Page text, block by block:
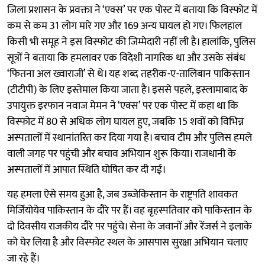
जिला प्रशासन के प्रवक्ता ने ‘एक्स’ पर एक पोस्ट में बताया कि विस्फोट में
कम से कम 31 लोग मारे गए और 169 अन्य घायल हो गए। फिलहाल
किसी भी समूह ने इस विस्फोट की जिम्मेदारी नहीं ली है। हालांकि, पुलिस
सूत्रों ने बताया कि हमलावर एक विदेशी नागरिक था और उसके संबंध
‘फितना अल ख्वाराजी’ से थे। यह शब्द तहरीक-ए-तालिबान पाकिस्तान
(टीटीपी) के लिए इस्तेमाल किया जाता है। इससे पहले, इस्लामाबाद के
उपायुक्त इरफान नवाज मेमन ने ‘एक्स’ पर एक पोस्ट में कहा था कि
विस्फोट में 80 से अधिक लोग घायल हुए, जबकि 15 शवों को विभिन्न
अस्पतालों में स्थानांतरित कर दिया गया है। बचाव टीम और पुलिस हमले
वाली जगह पर पहुंची और बचाव अभियान शुरू किया। राजधानी के
अस्पतालों में आपात स्थिति घोषित कर दी गई।
यह हमला ऐसे समय हुआ है, जब उब्जेकिस्तान के राष्ट्रपति शावकत
मिर्जियोयेव पाकिस्तान के दौरे पर हैं। वह बृहस्पतिवार को पाकिस्तान के
दो दिवसीय राजकीय दौरे पर पहुंचे। सेना के जवानों और रेंजर्स ने इलाके
को घेर लिया है और विस्फोट स्थल के आसपास सुरक्षा अभियान चलाए
जा रहे हैं।